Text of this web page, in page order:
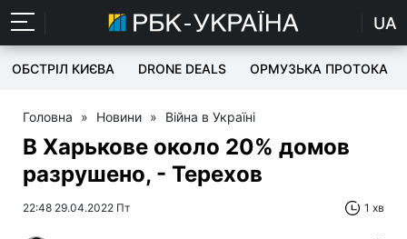
UA
ОБСТРІЛ КИЄВА DRONE DEALS ОРМУЗЬКА ПРОТОКА
Головна » Новини » Війна в Україні
В Харькове около 20% домов
разрушено, - Терехов
22:48 29.04.2022 Пт 1 хв